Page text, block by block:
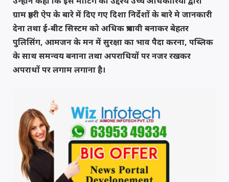
ग्राम प्रहरी ऐप के बारे में दिए गए दिशा निर्देशों के बारे मे जानकारी
देना तथा ई-बीट सिस्टम को अधिक प्रभावी बनाकर बेहतर
पुलिसिंग, आमजन के मन में सुरक्षा का भाव पैदा करना, पब्लिक
के साथ समन्वय बनाना तथा अपराधियों पर नजर रखकर
अपराधों पर लगाम लगाना है।